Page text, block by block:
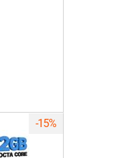
-15%